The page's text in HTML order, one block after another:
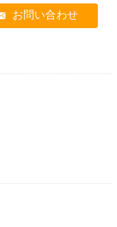
お問い合わせ